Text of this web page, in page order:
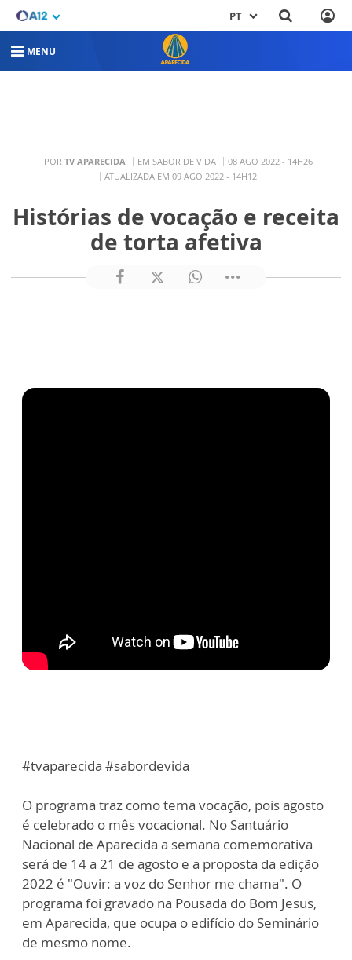
PT
MENU
POR TV APARECIDA EM SABOR DE VIDA
08 AGO 2022 - 14H26
ATUALIZADA EM 09 AGO 2022 - 14H12
Histórias de vocação e receita
de torta afetiva
#tvaparecida #sabordevida
O programa traz como tema vocação, pois agosto
é celebrado o mês vocacional. No Santuário
Nacional de Aparecida a semana comemorativa
será de 14 a 21 de agosto e a proposta da edição
2022 é "Ouvir: a voz do Senhor me chama". O
programa foi gravado na Pousada do Bom Jesus,
em Aparecida, que ocupa o edifício do Seminário
de mesmo nome.